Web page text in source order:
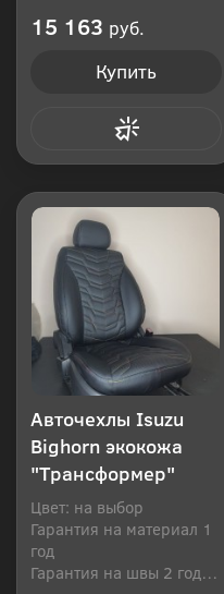
15 163 руб.
Купить
Авточехлы Isuzu
Bighorn экокожа
"Трансформер"
Цвет: на выбор
Гарантия на материал 1
год
Гарантия на швы 2 года